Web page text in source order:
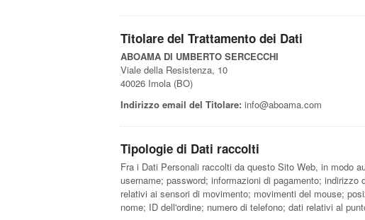
Titolare del Trattamento dei Dati
ABOAMA DI UMBERTO SERCECCHI
Viale della Resistenza, 10
40026 Imola (BO)
Indirizzo email del Titolare: info@aboama.com
Tipologie di Dati raccolti
Fra i Dati Personali raccolti da questo Sito Web, in modo
username; password; informazioni di pagamento;
relativi ai sensori di movimento; movimenti del mouse;
nome; ID dell'ordine; numero di telefono; dati relativi al